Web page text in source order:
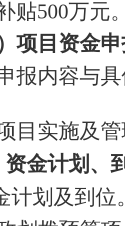
贴500万元
）项目资金
报内容与
目实施及
资金计划、
计划及到位